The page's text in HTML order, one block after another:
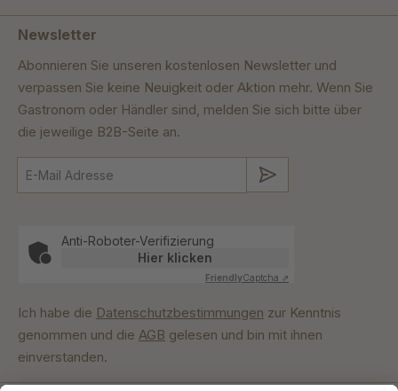
Newsletter
Abonnieren Sie unseren kostenlosen Newsletter und
verpassen Sie keine Neuigkeit oder Aktion mehr. Wenn Sie
Gastronom oder Händler sind, melden Sie sich bitte über
die jeweilige B2B-Seite an.
Anti-Roboter-Verifizierung
Hier klicken
FriendlyCaptcha ⇗
Ich habe die Datenschutzbestimmungen zur Kenntnis
genommen und die AGB gelesen und bin mit ihnen
einverstanden.